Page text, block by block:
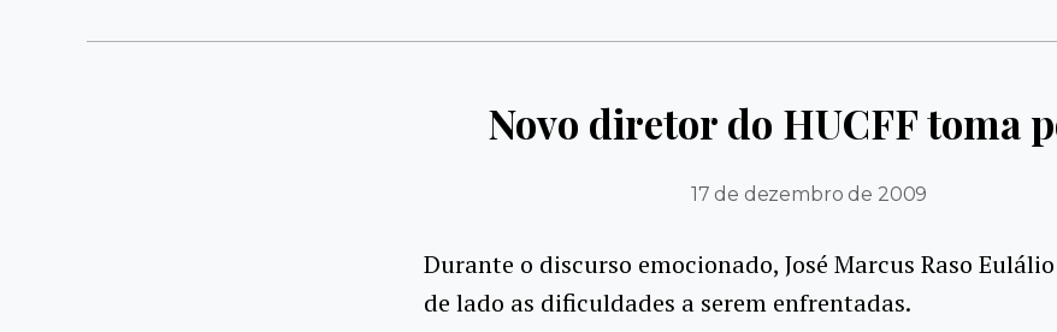
Novo diretor do HUCFF toma
17 de dezembro de 2009
Durante o discurso emocionado, José Marcus Raso
de lado as dificuldades a serem enfrentadas.